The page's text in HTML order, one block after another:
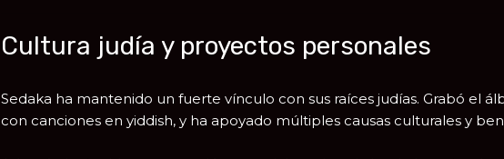
Cultura judía y proyectos personales
Sedaka ha mantenido un fuerte vínculo con sus raíces judías. Grabó el
con canciones en yiddish, y ha apoyado múltiples causas culturales y